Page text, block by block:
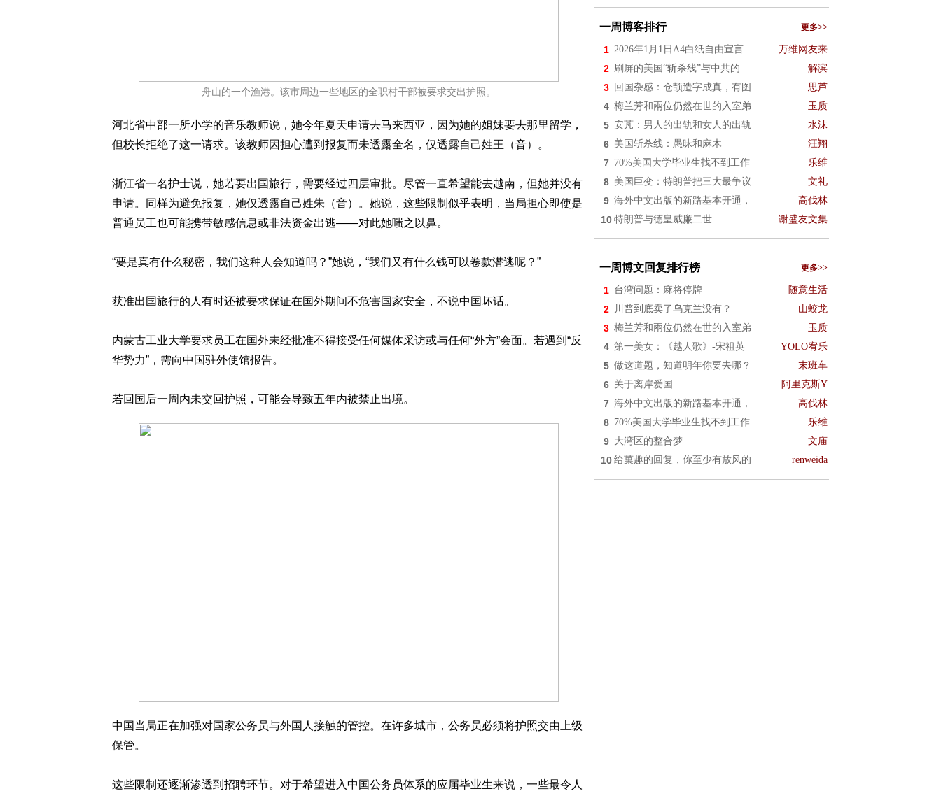
舟山的一个渔港。该市周边一些地区的全职村干部被要求交出护照。
河北省中部一所小学的音乐教师说，她今年夏天申请去马来西亚，因为她的姐妹要去那里留学，
但校长拒绝了这一请求。该教师因担心遭到报复而未透露全名，仅透露自己姓王（音）。
浙江省一名护士说，她若要出国旅行，需要经过四层审批。尽管一直希望能去越南，但她并没有
申请。同样为避免报复，她仅透露自己姓朱（音）。她说，这些限制似乎表明，当局担心即使是
普通员工也可能携带敏感信息或非法资金出逃——对此她嗤之以鼻。
“要是真有什么秘密，我们这种人会知道吗？”她说，“我们又有什么钱可以卷款潜逃呢？”
获准出国旅行的人有时还被要求保证在国外期间不危害国家安全，不说中国坏话。
内蒙古工业大学要求员工在国外未经批准不得接受任何媒体采访或与任何“外方”会面。若遇到“反
华势力”，需向中国驻外使馆报告。
若回国后一周内未交回护照，可能会导致五年内被禁止出境。
中国当局正在加强对国家公务员与外国人接触的管控。在许多城市，公务员必须将护照交由上级
保管。
这些限制还逐渐渗透到招聘环节。对于希望进入中国公务员体系的应届毕业生来说，一些最令人
一周博客排行 更多>>
1 2026年1月1日A4白纸自由宣言 万维网友来
2 刷屏的美国“斩杀线”与中共的 解滨
3 回国杂感：仓颉造字成真，有图 思芦
4 梅兰芳和兩位仍然在世的入室弟 玉质
5 安芃：男人的出轨和女人的出轨 水沫
6 美国斩杀线：愚昧和麻木 汪翔
7 70%美国大学毕业生找不到工作 乐维
8 美国巨变：特朗普把三大最争议 文礼
9 海外中文出版的新路基本开通， 高伐林
10 特朗普与德皇威廉二世 谢盛友文集
一周博文回复排行榜 更多>>
1 台湾问题：麻将停牌 随意生活
2 川普到底卖了乌克兰没有？ 山蛟龙
3 梅兰芳和兩位仍然在世的入室弟 玉质
4 第一美女：《越人歌》-宋祖英 YOLO宥乐
5 做这道题，知道明年你要去哪？ 末班车
6 关于离岸爱国 阿里克斯Y
7 海外中文出版的新路基本开通， 高伐林
8 70%美国大学毕业生找不到工作 乐维
9 大湾区的整合梦 文庙
10 给菓趣的回复，你至少有放风的 renweida